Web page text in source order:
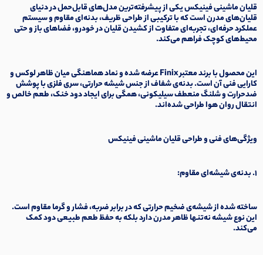
قلیان ماشینیفینیکسیکی از پیشرفته‌ترین مدل‌های قابل‌حمل در دنیای
قلیان‌های مدرن است که با ترکیبی از طراحی ظریف، بدنه‌ای مقاوم و سیستم
عملکرد حرفه‌ای، تجربه‌ای متفاوت از کشیدن قلیان در خودرو، فضاهای باز و حتی
محیط‌های کوچک فراهم می‌کند.
این محصول با برند معتبرFinixعرضه شده و نماد هماهنگی میان ظاهر لوکس و
کارایی فنی آن است. بدنه‌ی شفاف از جنس شیشه حرارتی، سری فلزی با پوشش
ضدحرارت و شلنگ منعطف سیلیکونی، همگی برای ایجاد دود خنک، طعم خالص و
انتقال روان هوا طراحی شده‌اند.
ویژگی‌های فنی و طراحی قلیان ماشینی فینیکس
۱. بدنه‌ی شیشه‌ای مقاوم:
ساخته شده از شیشه‌ی ضخیم حرارتی که در برابر ضربه، فشار و گرما مقاوم است.
این نوع شیشه نه‌تنها ظاهر مدرن دارد بلکه به حفظ طعم طبیعی دود کمک
می‌کند.